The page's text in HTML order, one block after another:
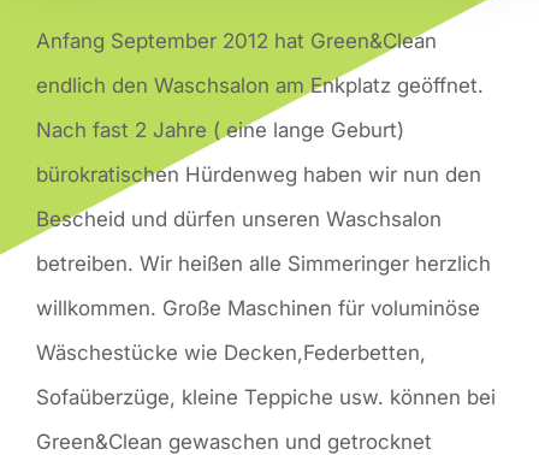
Anfang September 2012 hat Green&Clean
endlich den Waschsalon am Enkplatz geöffnet.
Nach fast 2 Jahre ( eine lange Geburt)
bürokratischen Hürdenweg haben wir nun den
Bescheid und dürfen unseren Waschsalon
betreiben. Wir heißen alle Simmeringer herzlich
willkommen. Große Maschinen für voluminöse
Wäschestücke wie Decken,Federbetten,
Sofaüberzüge, kleine Teppiche usw. können bei
Green&Clean gewaschen und getrocknet